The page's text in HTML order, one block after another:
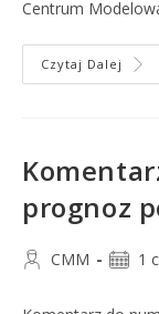
Centrum
Czytaj Dalej
prognoz
CMM 1